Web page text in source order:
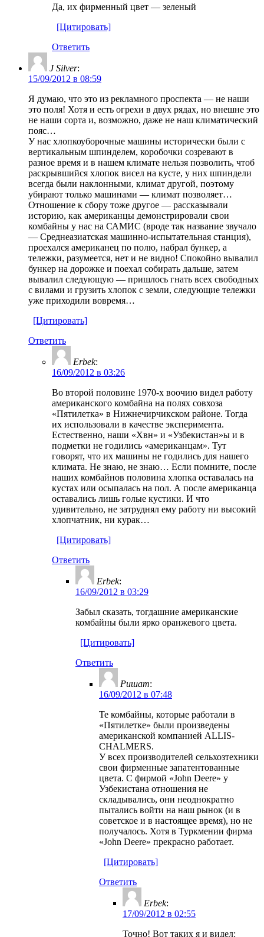
Да, их фирменный цвет — зеленый
[Цитировать]
Ответить
J Silver:
15/09/2012 в 08:59
Я думаю, что это из рекламного проспекта — не наши
это поля! Хотя и есть огрехи в двух рядах, но внешне это
не наши сорта и, возможно, даже не наш климатический
пояс…
У нас хлопкоуборочные машины исторически были с
вертикальным шпинделем, коробочки созревают в
разное время и в нашем климате нельзя позволить, чтоб
раскрывшийся хлопок висел на кусте, у них шпиндели
всегда были наклонными, климат другой, поэтому
убирают только машинами — климат позволяет…
Отношение к сбору тоже другое — рассказывали
историю, как американцы демонстрировали свои
комбайны у нас на САМИС (вроде так название звучало
— Среднеазиатская машинно-испытательная станция),
проехался американец по полю, набрал бункер, а
тележки, разумеется, нет и не видно! Спокойно вывалил
бункер на дорожке и поехал собирать дальше, затем
вывалил следующую — пришлось гнать всех свободных
с вилами и грузить хлопок с земли, следующие тележки
уже приходили вовремя…
[Цитировать]
Ответить
Erbek:
16/09/2012 в 03:26
Во второй половине 1970-х воочию видел работу
американского комбайна на полях совхоза
«Пятилетка» в Нижнечирчикском районе. Тогда
их использовали в качестве эксперимента.
Естественно, наши «Хвн» и «Узбекистан»ы и в
подметки не годились «американцам». Тут
говорят, что их машины не годились для нашего
климата. Не знаю, не знаю… Если помните, после
наших комбайнов половина хлопка оставалась на
кустах или осыпалась на пол. А после американца
оставались лишь голые кустики. И что
удивительно, не затруднял ему работу ни высокий
хлопчатник, ни курак…
[Цитировать]
Ответить
Erbek:
16/09/2012 в 03:29
Забыл сказать, тогдашние американские
комбайны были ярко оранжевого цвета.
[Цитировать]
Ответить
Ришат:
16/09/2012 в 07:48
Те комбайны, которые работали в
«Пятилетке» были произведены
американской компанией ALLIS-
CHALMERS.
У всех производителей сельхозтехники
свои фирменные запатентованные
цвета. С фирмой «John Deere» у
Узбекистана отношения не
складывались, они неоднократно
пытались войти на наш рынок (и в
советское и в настоящее время), но не
получалось. Хотя в Туркмении фирма
«John Deere» прекрасно работает.
[Цитировать]
Ответить
Erbek:
17/09/2012 в 02:55
Точно! Вот таких я и видел: